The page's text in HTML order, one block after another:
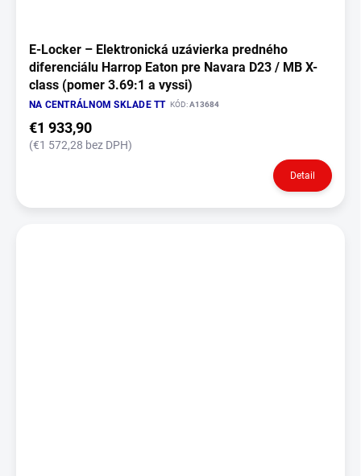
E‑Locker – Elektronická uzávierka predného
diferenciálu Harrop Eaton pre Navara D23 / MB X-
class (pomer 3.69:1 a vyssi)
NA CENTRÁLNOM SKLADE TT KÓD:A13684
€1 933,90
(€1 572,28 bez DPH)
Detail